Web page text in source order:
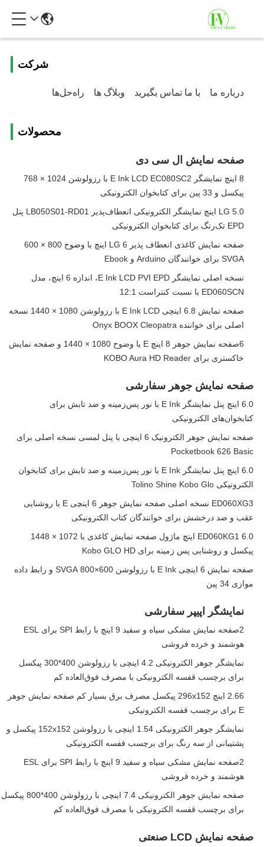
شرکت
درباره ما با ما تماس بگیرید وبلاگ ها راه‌حل‌ها
محصولات
صفحه نمایش ال سی دی
8 اینچ نمایشگر E Ink LCD EC080SC2 با رزولوشن 1024 × 768
پیکسل و 33 پین برای کتابخوان الکترونیکی
LG 5.0 اینچ نمایشگر الکترونیکی انعطاف‌پذیر LB050S01-RD01 پنل
EPD تک‌رنگ برای کتابخوان الکترونیکی
صفحه نمایش کاغذی انعطاف پذیر LG 6 اینچ با وضوح 800 × 600
SVGA برای خوانندگان Arduino و Ebook
نسخه اصلی نمایشگر E Ink LCD PVI EPD، اندازه 6 اینچ، مدل
ED060SCN با نسبت کنتراست 12:1
صفحه نمایش 6.8 اینچی E Ink LCD با رزولوشن 1080 × 1440 نسخه
اصلی برای خواننده Onyx BOOX Cleopatra
6صفحه نمایش جوهر 8 اینچ E با وضوح 1080 × 1440 و صفحه نمایش
خاکستری برای KOBO Aura HD Reader
صفحه نمایش جوهر سفارشی
6.0 اینچ پنل نمایشگر E Ink با نور پس‌زمینه و ضد تابش برای
کتابخوان‌های الکترونیکی
صفحه نمایش جوهر الکترونیک 6 اینچی با پنل لمسی نسخه اصلی برای
Pocketbook 626 Basic
6.0 اینچ پنل نمایشگر E Ink با نور پس‌زمینه و ضد تابش برای کتابخوان
الکترونیکی Tolino Shine Kobo Glo
ED060XG3 نسخه اصلی صفحه نمایش جوهر 6 اینچی E با روشنایی
عقب و ضد درخشش برای خوانندگان کتاب الکترونیکی
ED060KG1 6.0 اینچ ماژول صفحه نمایش کاغذی با 1072 × 1448
پیکسل و روشنایی پس زمینه برای Kobo GLO HD
صفحه نمایش 6 اینچی E Ink با رزولوشن 600×800 SVGA و رابط داده
موازی 34 پین
نمایشگر اپیپر سفارشی
2صفحه نمایش مشکی سیاه و سفید 9 اینچ با رابط SPI برای ESL
هوشمند و خرده فروشی
نمایشگر جوهر الکترونیکی 4.2 اینچی با رزولوشن 400*300 پیکسل
برای برچسب قفسه الکترونیکی با مصرف فوق‌العاده کم
2.66 اینچ 296x152 پیکسل مصرف برق بسیار کم صفحه نمایش جوهر
E برای برچسب قفسه الکترونیکی
نمایشگر جوهر الکترونیکی 1.54 اینچی با رزولوشن 152x152 پیکسل و
پشتیبانی از سه رنگ برای برچسب قفسه الکترونیکی
2صفحه نمایش مشکی سیاه و سفید 9 اینچ با رابط SPI برای ESL
هوشمند و خرده فروشی
صفحه نمایش جوهر الکترونیکی 7.4 اینچی با رزولوشن 400*800 پیکسل
برای برچسب قفسه الکترونیکی با مصرف فوق‌العاده کم
صفحه نمایش LCD صنعتی